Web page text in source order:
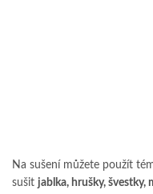
Na sušení můžete použít
sušit jablka, hrušky, švestky,